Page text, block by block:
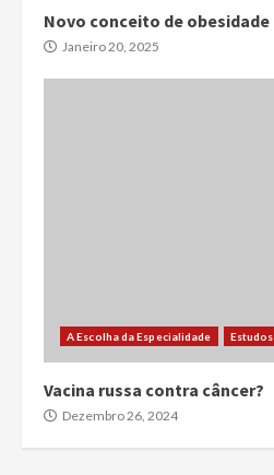
Novo conceito de obesidade
Janeiro 20, 2025
A Escolha da Especialidade Estudos
Vacina russa contra câncer?
Dezembro 26, 2024